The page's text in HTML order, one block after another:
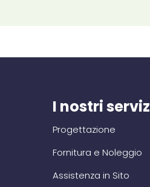
I nostri
Progettazione
Fornitura e Noleggio
Assistenza in Sito